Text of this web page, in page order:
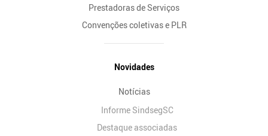
Prestadoras de Serviços
Convenções coletivas e PLR
Novidades
Notícias
Informe SindsegSC
Destaque associadas